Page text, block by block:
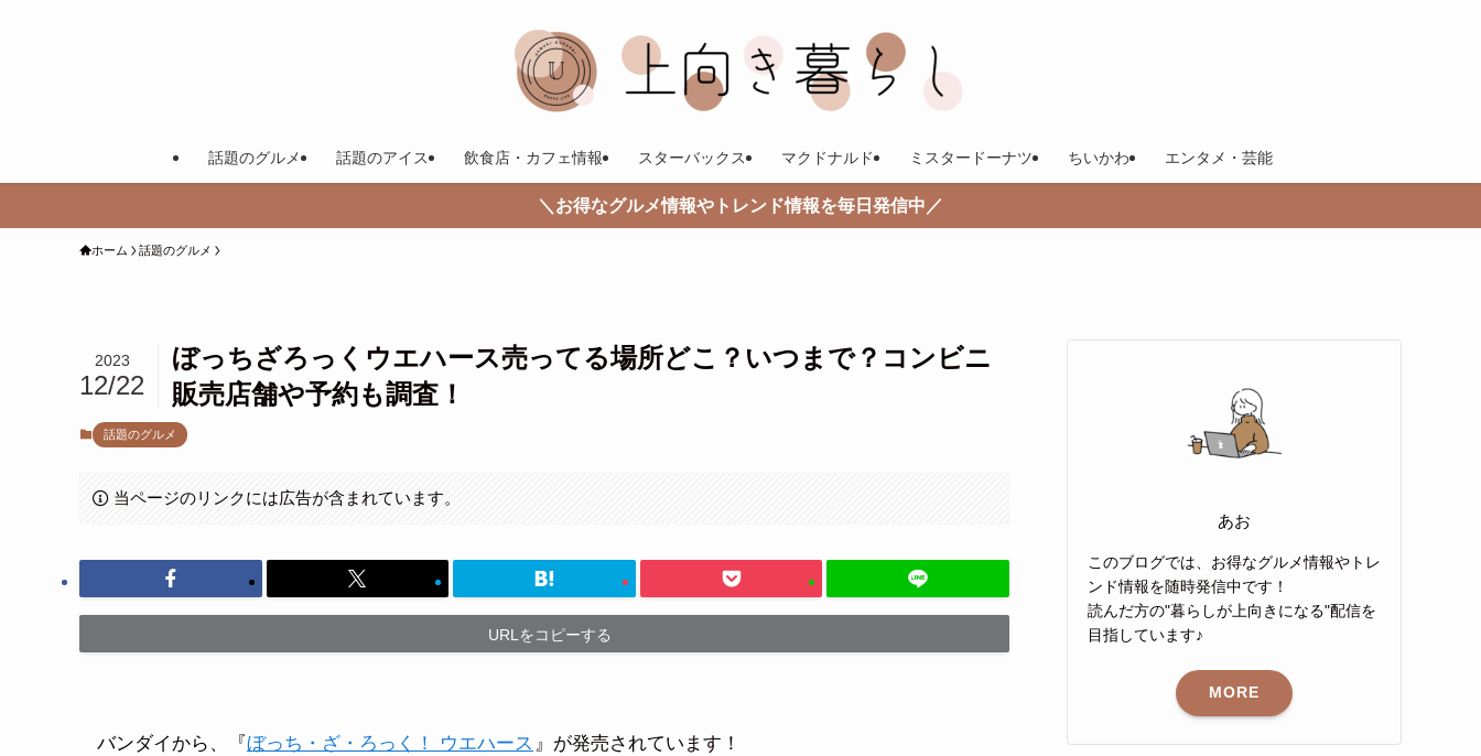
話題のグルメ 話題のアイス 飲食店・カフェ情報 スターバックス マクドナルド ミスタードーナツ ちいかわ エンタメ・芸能
＼お得なグルメ情報やトレンド情報を毎日発信中／
ホーム 話題のグルメ
ぼっちざろっくウエハース売ってる場所どこ？いつまで？コンビニ
販売店舗や予約も調査！
2023
12/22
話題のグルメ
当ページのリンクには広告が含まれています。
URLをコピーする
バンダイから、『ぼっち・ざ・ろっく！ ウエハース 』が発売されています！
あお
このブログでは、お得なグルメ情報やトレ
ンド情報を随時発信中です！
読んだ方の"暮らしが上向きになる"配信を
目指しています♪
MORE